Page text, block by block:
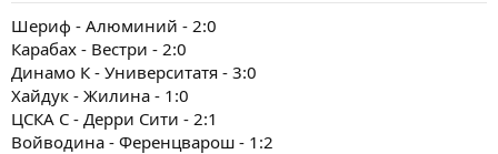
Шериф - Алюминий - 2:0
Карабах - Вестри - 2:0
Динамо К - Университатя - 3:0
Хайдук - Жилина - 1:0
ЦСКА С - Дерри Сити - 2:1
Войводина - Ференцварош - 1:2